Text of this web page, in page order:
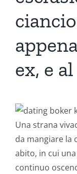
ex, e
Una strana
da mangiare la
abito, in cui
continuo